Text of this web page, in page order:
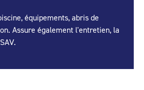
équipements, abris de
Assure également l'entretien, la